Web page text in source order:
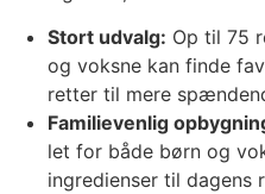
Stort udvalg: Op til 75
og voksne kan finde
retter til mere
Familievenlig
let for både børn og
ingredienser til dagens